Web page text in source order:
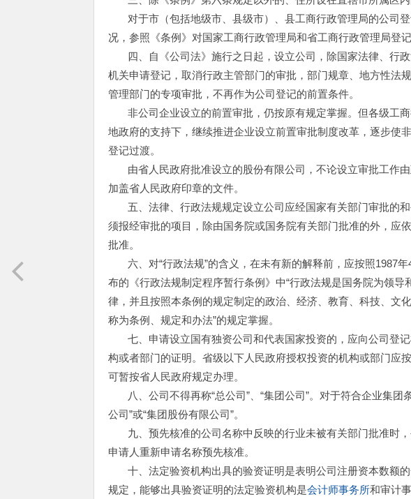
对于市（包括地级市、县级市）、县工商行政管理局的公司
况，参照《条例》对国家工商行政管理局和省工商行政管理局登
四、自《公司法》施行之日起，设立公司，除国家法律、行
机关申请登记，取消行政主管部门的审批，部门规章、地方性法
管理部门的专项审批，不再作为公司登记的前置条件。
非公司企业设立的前置审批，仍按原有规定掌握。但各级工
地政府的支持下，继续推进企业设立前置审批制度改革，逐步使
登记过渡。
由省人民政府批准设立的股份有限公司，不论设立审批工作
加盖省人民政府印章的文件。
五、法律、行政法规规定设立公司应经国家有关部门审批的
须报经审批的项目，除由国务院或国务院有关部门批准的外，应
批准。
六、对“行政法规”的含义，在未有新的解释前，应按照1987
布的《行政法规制定程序暂行条例》中“行政法规是国务院为领
律，并且按照本条例的规定制定的政治、经济、教育、科技、文
称为条例、规定和办法”的规定掌握。
七、申请设立国有独资公司和代表国家投资的，应向公司登
构或者部门的证明。省级以下人民政府授权投资的机构或部门应
可暂按省人民政府规定办理。
八、公司不得再称“总公司”、“集团公司”。对于符合企业集
公司”或“集团股份有限公司”。
九、预先核准的公司名称中反映的行业未被有关部门批准时
申请人重新申请名称预先核准。
十、法定验资机构出具的验资证明是表明公司注册资本数额
规定，能够出具验资证明的法定验资机构是会计师事务所和审计